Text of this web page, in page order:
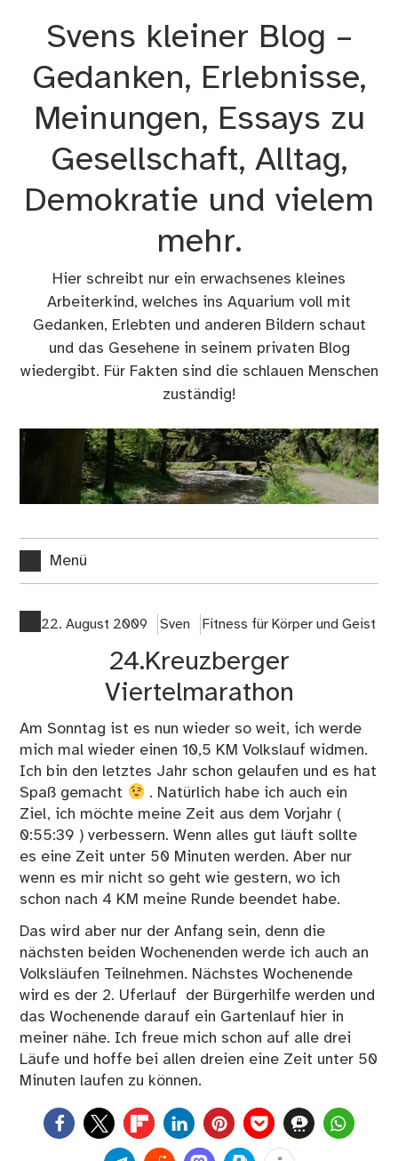
Svens kleiner Blog –
Gedanken, Erlebnisse,
Meinungen, Essays zu
Gesellschaft, Alltag,
Demokratie und vielem
mehr.
Hier schreibt nur ein erwachsenes kleines
Arbeiterkind, welches ins Aquarium voll mit
Gedanken, Erlebten und anderen Bildern schaut
und das Gesehene in seinem privaten Blog
wiedergibt. Für Fakten sind die schlauen Menschen
zuständig!
Menü
22. August 2009 Sven Fitness für Körper und Geist
24.Kreuzberger
Viertelmarathon
Am Sonntag ist es nun wieder so weit, ich werde
mich mal wieder einen 10,5 KM Volkslauf widmen.
Ich bin den letztes Jahr schon gelaufen und es hat
Spaß gemacht
. Natürlich habe ich auch ein
Ziel, ich möchte meine Zeit aus dem Vorjahr (
0:55:39 ) verbessern. Wenn alles gut läuft sollte
es eine Zeit unter 50 Minuten werden. Aber nur
wenn es mir nicht so geht wie gestern, wo ich
schon nach 4 KM meine Runde beendet habe.
Das wird aber nur der Anfang sein, denn die
nächsten beiden Wochenenden werde ich auch an
Volksläufen Teilnehmen. Nächstes Wochenende
wird es der 2. Uferlauf der Bürgerhilfe werden und
das Wochenende darauf ein Gartenlauf hier in
meiner nähe. Ich freue mich schon auf alle drei
Läufe und hoffe bei allen dreien eine Zeit unter 50
Minuten laufen zu können.
0